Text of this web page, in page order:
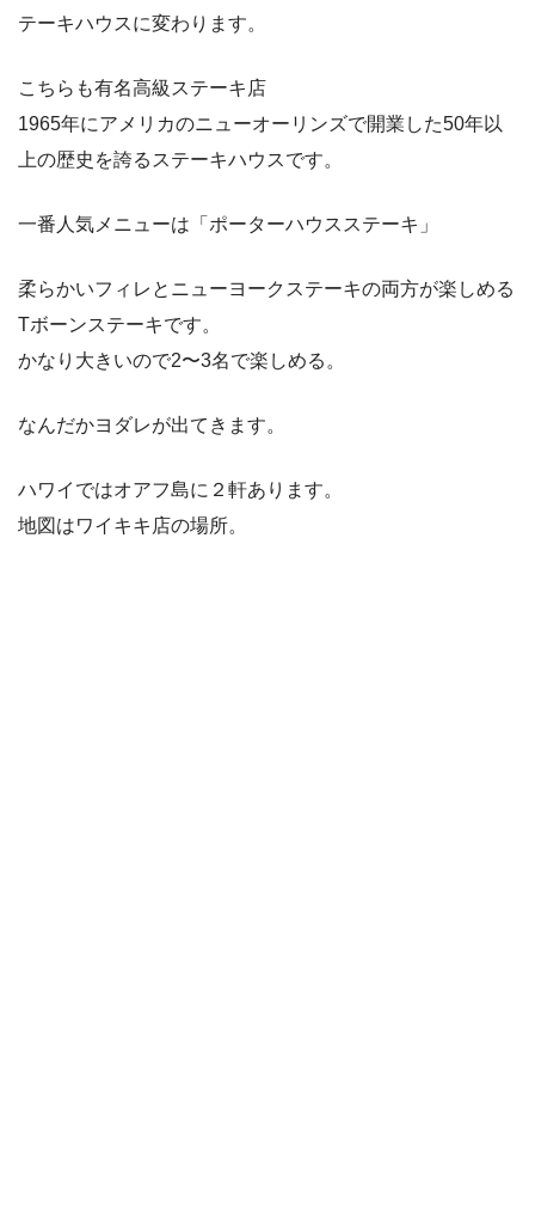
テーキハウスに変わります。
こちらも有名高級ステーキ店
1965年にアメリカのニューオーリンズで開業した50年以
上の歴史を誇るステーキハウスです。
一番人気メニューは「ポーターハウスステーキ」
柔らかいフィレとニューヨークステーキの両方が楽しめる
Tボーンステーキです。
かなり大きいので2〜3名で楽しめる。
なんだかヨダレが出てきます。
ハワイではオアフ島に２軒あります。
地図はワイキキ店の場所。